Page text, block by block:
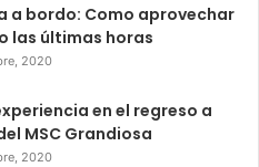
a bordo: Como aprovechar
las últimas horas
2020
en el regreso a
MSC Grandiosa
2020